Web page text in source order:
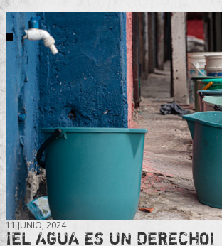
11 JUNIO, 2024
¡EL AGUA ES UN DERECHO!